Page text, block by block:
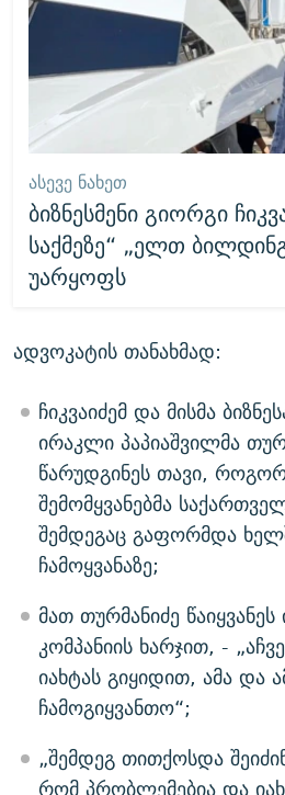
ᲐᲡᲔᲕᲔ ᲜᲐᲮᲔᲗ
ბიზნესმენი გიორგი
საქმეზე“ „ელთ
უარყოფს
ადვოკატის თანახმად:
ჩიკვაიძემ და მისმა
ირაკლი პაპიაშვილმა
წარუდგინეს თავი,
შემომყვანებმა
შემდეგაც გაფორმდა
ჩამოყვანაზე;
მათ თურმანიძე
კომპანიის ხარჯით, -
იახტას გიყიდით, ამა და
ჩამოგიყვანთო“;
„შემდეგ თითქოსდა